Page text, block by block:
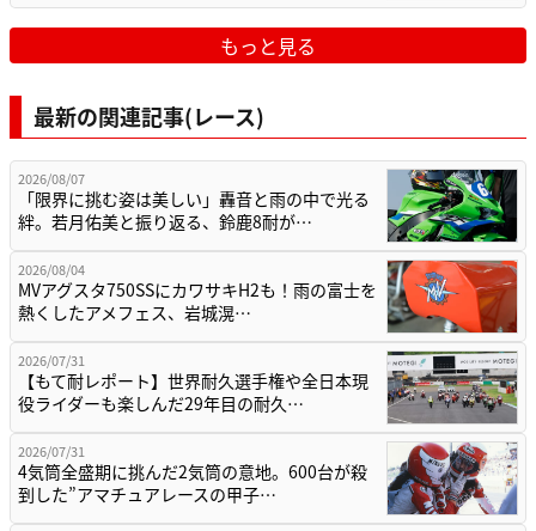
もっと見る
最新の関連記事(レース)
2026/08/07
「限界に挑む姿は美しい」轟音と雨の中で光る
絆。若月佑美と振り返る、鈴鹿8耐が…
2026/08/04
MVアグスタ750SSにカワサキH2も！雨の富士を
熱くしたアメフェス、岩城滉…
2026/07/31
【もて耐レポート】世界耐久選手権や全日本現
役ライダーも楽しんだ29年目の耐久…
2026/07/31
4気筒全盛期に挑んだ2気筒の意地。600台が殺
到した”アマチュアレースの甲子…